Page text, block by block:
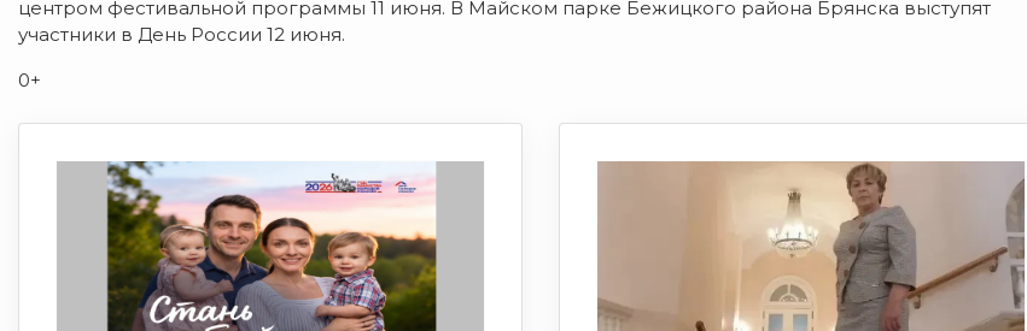
центром фестивальной программы 11 июня. В Майском парке Бежицкого района Брянска выступят
участники в День России 12 июня.
0+